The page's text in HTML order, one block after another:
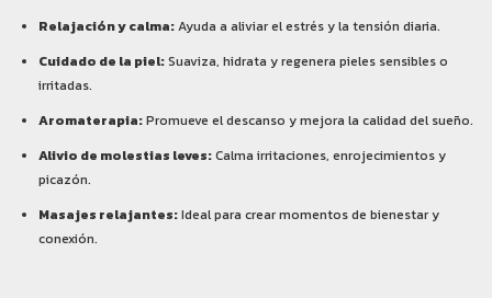
Relajación y calma:Ayuda a aliviar el estrés y la tensión diaria.
Cuidado de la piel:Suaviza, hidrata y regenera pieles sensibles o
irritadas.
Aromaterapia:Promueve el descanso y mejora la calidad del sueño.
Alivio de molestias leves:Calma irritaciones, enrojecimientos y
picazón.
Masajes relajantes:Ideal para crear momentos de bienestar y
conexión.